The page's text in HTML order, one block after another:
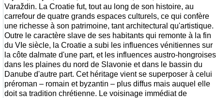
Varaždin. La Croatie fut, tout au long de son histoire, au
carrefour de quatre grands espaces culturels, ce qui confère
une richesse à son patrimoine, tant architectural qu'artistique.
Outre le caractère slave de ses habitants qui remonte à la fin
du VIe siècle, la Croatie a subi les influences vénitiennes sur
la côte dalmate d'une part, et les influences austro-hongroises
dans les plaines du nord de Slavonie et dans le bassin du
Danube d'autre part. Cet héritage vient se superposer à celui
préroman – romain et byzantin – plus diffus mais auquel elle
doit sa tradition chrétienne. Le voisinage immédiat de